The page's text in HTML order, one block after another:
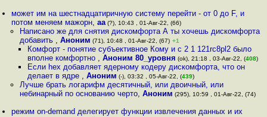
может им на шестнадцатиричную систему перейти - от 0 до F, и
потом меняем мажорн,aa (?), 10:43 , 01-Авг-22, (66)
Написано же для снятия дискомфорта А ты хочешь дискомфорта
добавить , Аноним (71), 10:48 , 01-Авг-22, (67) +1
Комфорт - понятие субъективное Кому и с 2 1 121rc8pl2 было
вполне комфортно , Аноним 80_уровня (ok), 21:18 , 03-Авг-22, (408)
Если hex добавляет ядерному кодеру дискомфорта, что он
делает в ядре , Аноним (-), 03:32 , 05-Авг-22, (439)
Лучше брать логарифм десятичный, или двоичный, или
небинарный по основанию черто, Аноним (295), 10:59 , 01-Авг-22, (74)
режим on-demand делегирует функции извлечения данных и их